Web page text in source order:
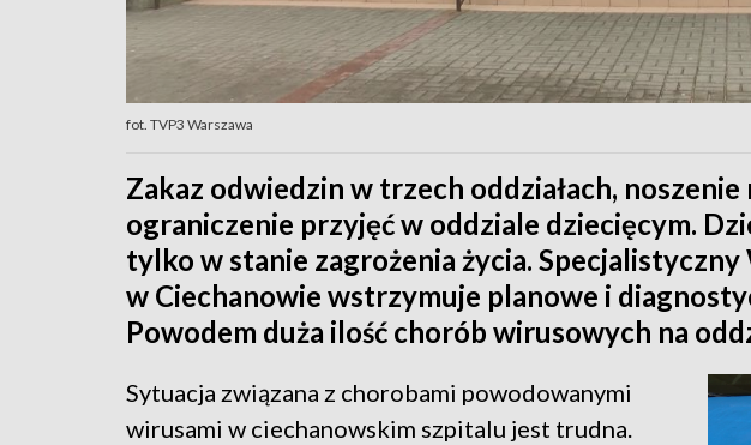
fot. TVP3 Warszawa
Zakaz odwiedzin w trzech oddziałach, noszenie
ograniczenie przyjęć w oddziale dziecięcym.
tylko w stanie zagrożenia życia.
w Ciechanowie wstrzymuje planowe i
Powodem duża ilość chorób wirusowych na
Sytuacja związana z chorobami powodowanymi
wirusami w ciechanowskim szpitalu jest trudna.